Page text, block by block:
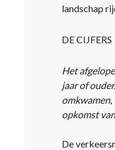
landschap
DE CIJFERS
Het
jaar of
opkomst
De